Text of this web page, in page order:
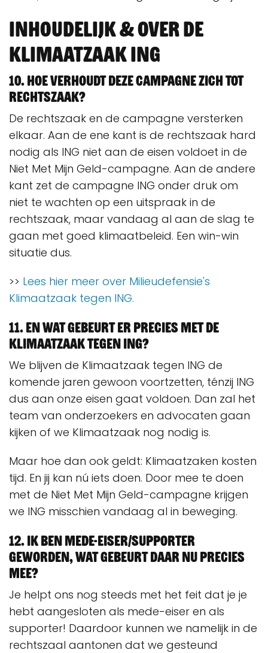
Inhoudelijk & over de
Klimaatzaak ING
10. Hoe verhoudt deze campagne zich tot
rechtszaak?
De rechtszaak en de campagne versterken
elkaar. Aan de ene kant is de rechtszaak hard
nodig als ING niet aan de eisen voldoet in de
Niet Met Mijn Geld-campagne. Aan de andere
kant zet de campagne ING onder druk om
niet te wachten op een uitspraak in de
rechtszaak, maar vandaag al aan de slag te
gaan met goed klimaatbeleid. Een win-win
situatie dus.
>> Lees hier meer over Milieudefensie's
Klimaatzaak tegen ING.
11. En wat gebeurt er precies met de
Klimaatzaak tegen ING?
We blijven de Klimaatzaak tegen ING de
komende jaren gewoon voortzetten, ténzij ING
dus aan onze eisen gaat voldoen. Dan zal het
team van onderzoekers en advocaten gaan
kijken of we Klimaatzaak nog nodig is.
Maar hoe dan ook geldt: Klimaatzaken kosten
tijd. En jij kan nú iets doen. Door mee te doen
met de Niet Met Mijn Geld-campagne krijgen
we ING misschien vandaag al in beweging.
12. Ik ben mede-eiser/supporter
geworden, wat gebeurt daar nu precies
mee?
Je helpt ons nog steeds met het feit dat je je
hebt aangesloten als mede-eiser en als
supporter! Daardoor kunnen we namelijk in de
rechtszaal aantonen dat we gesteund